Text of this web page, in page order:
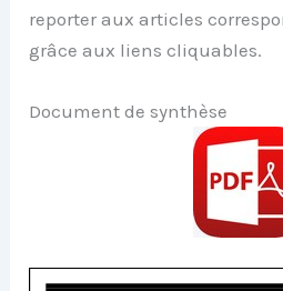
reporter aux articles
grâce aux liens cliquables.
Document de synthèse